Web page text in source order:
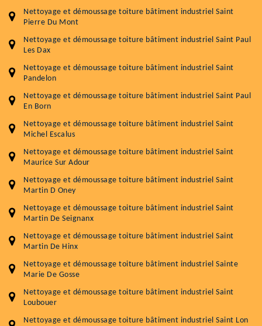
Nettoyage et démoussage toiture bâtiment industriel Saint
Pierre Du Mont
Nettoyage et démoussage toiture bâtiment industriel Saint Paul
Les Dax
Nettoyage et démoussage toiture bâtiment industriel Saint
Pandelon
Nettoyage et démoussage toiture bâtiment industriel Saint Paul
En Born
Nettoyage et démoussage toiture bâtiment industriel Saint
Michel Escalus
Nettoyage et démoussage toiture bâtiment industriel Saint
Maurice Sur Adour
Nettoyage et démoussage toiture bâtiment industriel Saint
Martin D Oney
Nettoyage et démoussage toiture bâtiment industriel Saint
Martin De Seignanx
Nettoyage et démoussage toiture bâtiment industriel Saint
Martin De Hinx
Nettoyage et démoussage toiture bâtiment industriel Sainte
Marie De Gosse
Nettoyage et démoussage toiture bâtiment industriel Saint
Loubouer
Nettoyage et démoussage toiture bâtiment industriel Saint Lon